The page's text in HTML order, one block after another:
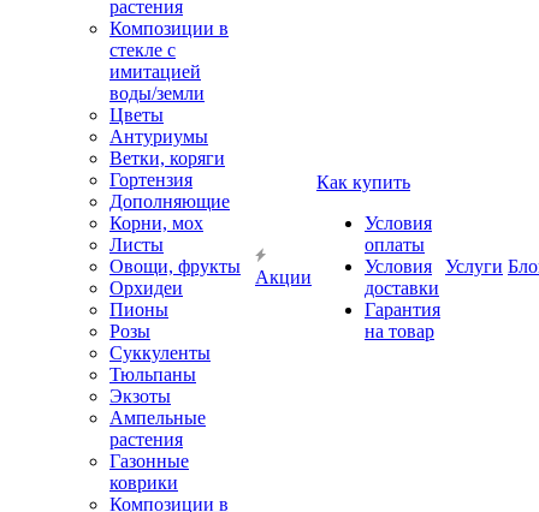
растения
Композиции в
стекле с
имитацией
воды/земли
Цветы
Антуриумы
Ветки, коряги
Гортензия
Дополняющие
Корни, мох
Листы
Овощи, фрукты
Орхидеи
Пионы
Розы
Суккуленты
Тюльпаны
Экзоты
Ампельные
растения
Газонные
коврики
Композиции в
Акции
Как купить
Условия
оплаты
Условия
доставки
Гарантия
на товар
Услуги